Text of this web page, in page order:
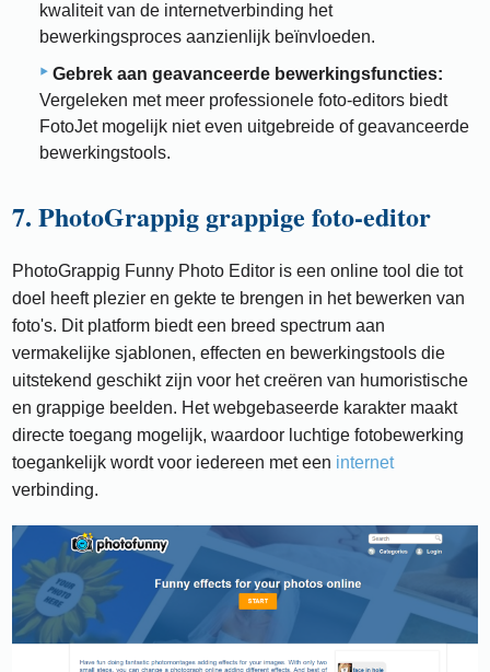
kwaliteit van de internetverbinding het
bewerkingsproces aanzienlijk beïnvloeden.
Gebrek aan geavanceerde bewerkingsfuncties:
Vergeleken met meer professionele foto-editors biedt
FotoJet mogelijk niet even uitgebreide of geavanceerde
bewerkingstools.
7. PhotoGrappig grappige foto-editor
PhotoGrappig Funny Photo Editor is een online tool die tot
doel heeft plezier en gekte te brengen in het bewerken van
foto's. Dit platform biedt een breed spectrum aan
vermakelijke sjablonen, effecten en bewerkingstools die
uitstekend geschikt zijn voor het creëren van humoristische
en grappige beelden. Het webgebaseerde karakter maakt
directe toegang mogelijk, waardoor luchtige fotobewerking
toegankelijk wordt voor iedereen met een internet
verbinding.